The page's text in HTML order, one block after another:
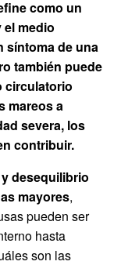
como un
medio
síntoma de una
también puede
circulatorio
mareos a
severa, los
contribuir.
desequilibrio
mayores,
pueden ser
hasta
son las